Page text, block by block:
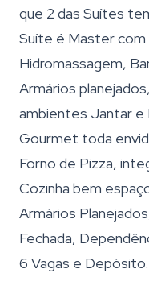
que 2 das Suítes
Suíte é Master
Hidromassagem,
Armários
ambientes Jantar e
Gourmet toda
Forno de Pizza,
Cozinha bem
Armários
Fechada,
6 Vagas e Depósito.